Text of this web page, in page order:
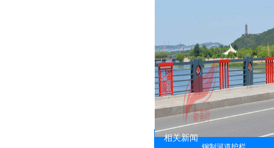
相关新闻